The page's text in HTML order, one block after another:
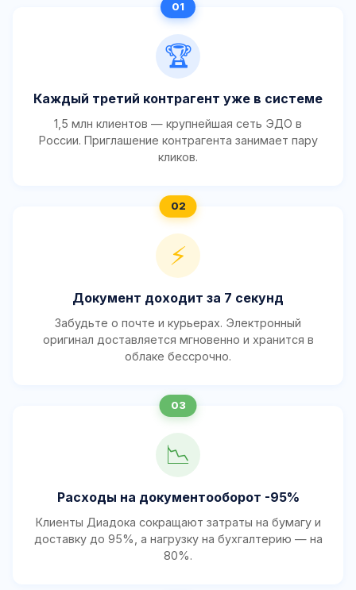
🏆
Каждый третий контрагент уже в системе
1,5 млн клиентов — крупнейшая сеть ЭДО в
России. Приглашение контрагента занимает пару
кликов.
⚡
Документ доходит за 7 секунд
Забудьте о почте и курьерах. Электронный
оригинал доставляется мгновенно и хранится в
облаке бессрочно.
📉
Расходы на документооборот -95%
Клиенты Диадока сокращают затраты на бумагу и
доставку до 95%, а нагрузку на бухгалтерию — на
80%.